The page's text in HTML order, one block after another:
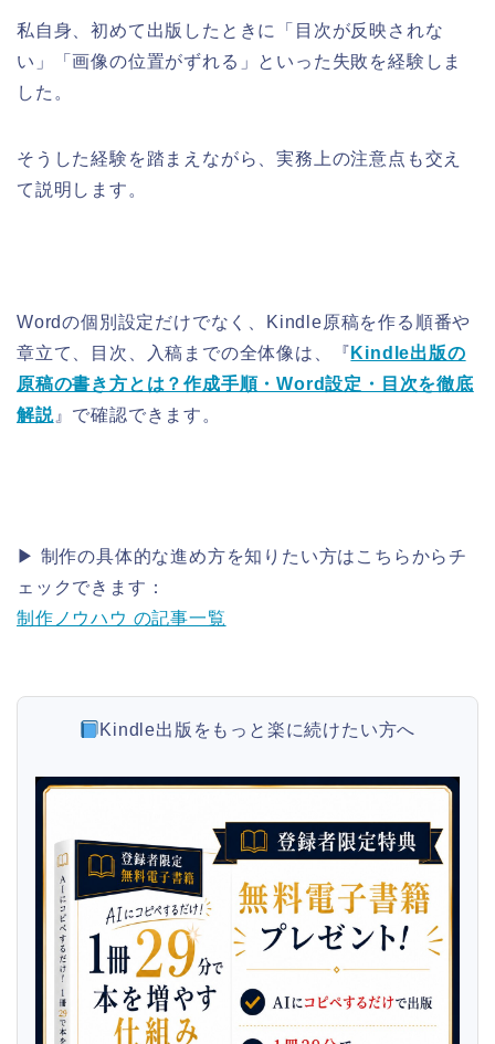
私自身、初めて出版したときに「目次が反映されな
い」「画像の位置がずれる」といった失敗を経験しま
した。
そうした経験を踏まえながら、実務上の注意点も交え
て説明します。
Wordの個別設定だけでなく、Kindle原稿を作る順番や
章立て、目次、入稿までの全体像は、『 Kindle出版の
原稿の書き方とは？作成手順・Word設定・目次を徹底
解説』で確認できます。
▶ 制作の具体的な進め方を知りたい方はこちらからチ
ェックできます：
制作ノウハウ の記事一覧
Kindle出版をもっと楽に続けたい方へ